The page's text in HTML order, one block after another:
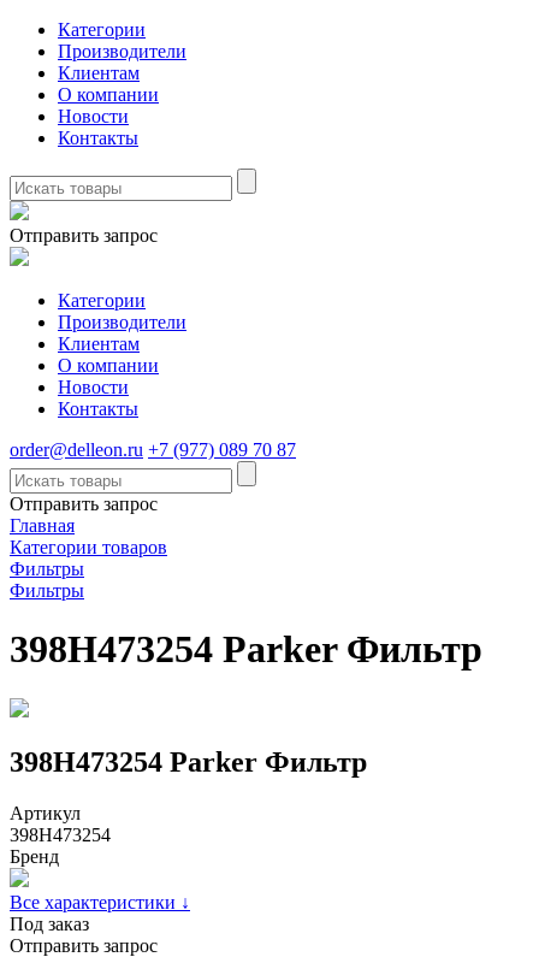
Категории
Производители
Клиентам
О компании
Новости
Контакты
Отправить запрос
Категории
Производители
Клиентам
О компании
Новости
Контакты
order@delleon.ru +7 (977) 089 70 87
Отправить запрос
Главная
Категории товаров
Фильтры
Фильтры
398H473254 Parker Фильтр
398H473254 Parker Фильтр
Артикул
398H473254
Бренд
Все характеристики ↓
Под заказ
Отправить запрос